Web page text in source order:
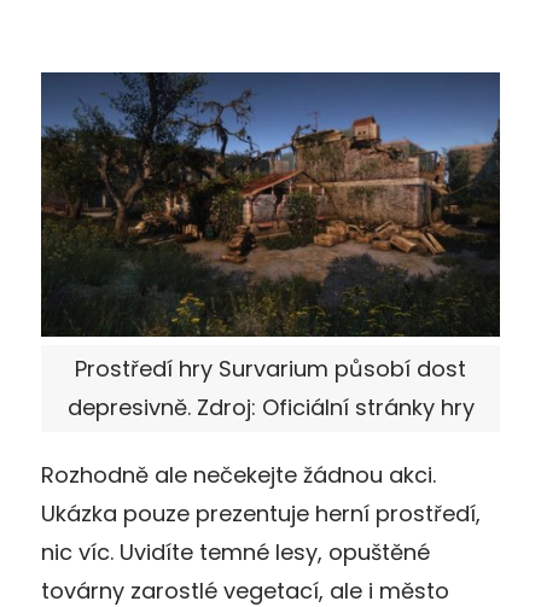
Prostředí hry Survarium působí dost
depresivně. Zdroj: Oficiální stránky hry
Rozhodně ale nečekejte žádnou akci.
Ukázka pouze prezentuje herní prostředí,
nic víc. Uvidíte temné lesy, opuštěné
továrny zarostlé vegetací, ale i město